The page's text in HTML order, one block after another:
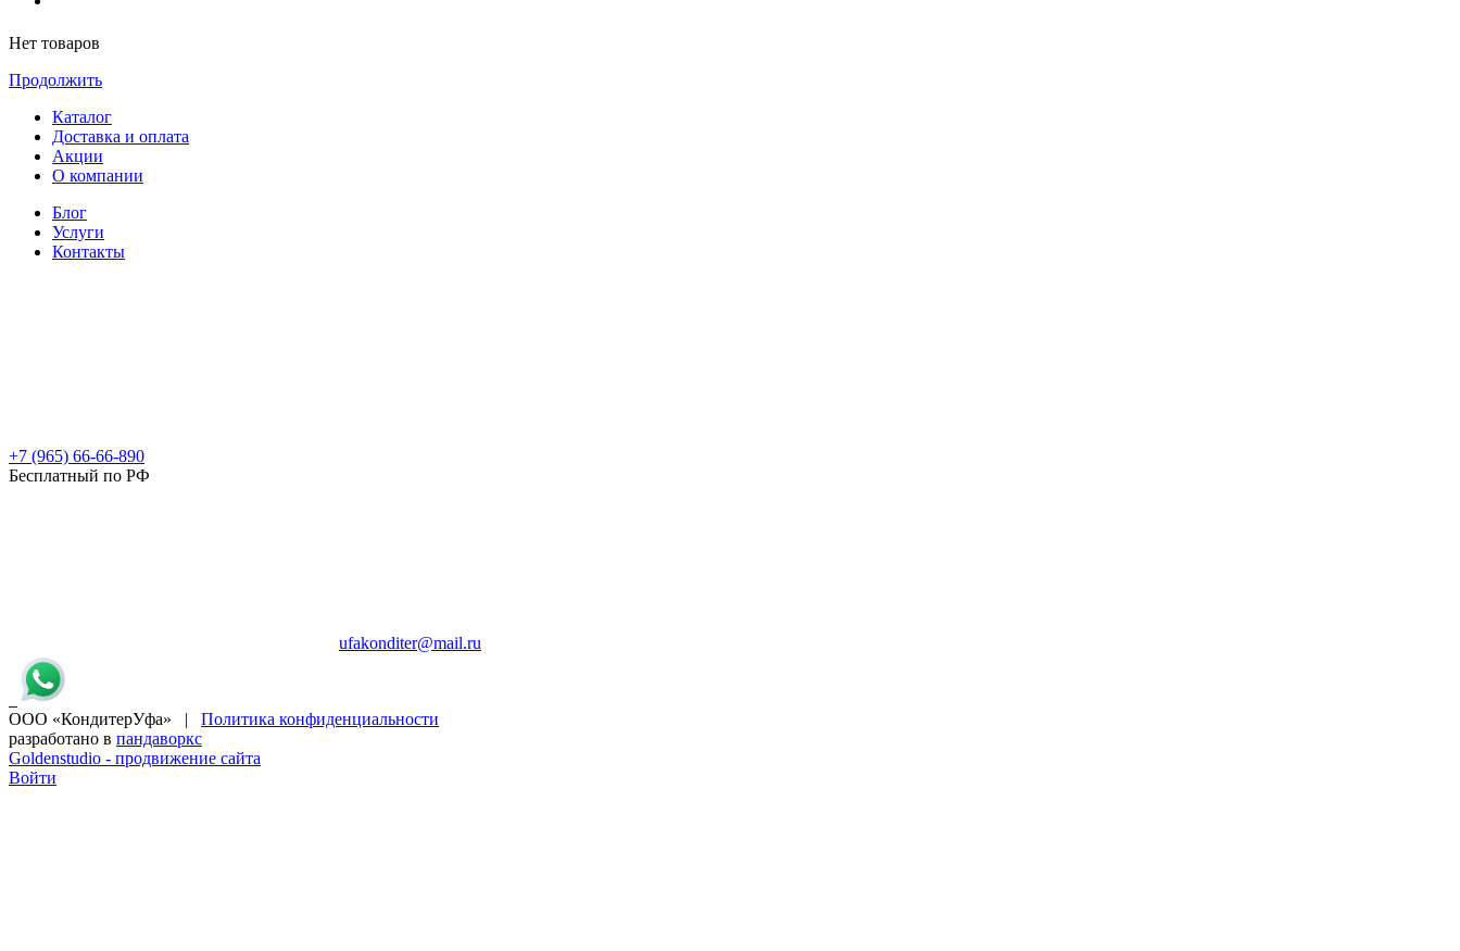
Нет товаров
Продолжить
Каталог
Доставка и оплата
Акции
О компании
Блог
Услуги
Контакты
+7 (965) 66-66-890
Бесплатный по РФ
ufakonditer@mail.ru
ООО «КондитерУфа» | Политика конфиденциальности
разработано в пандаворкс
Goldenstudio - продвижение сайта
Войти